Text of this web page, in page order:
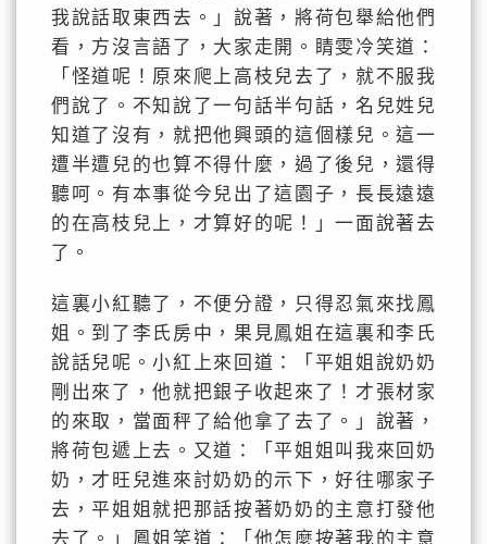
我說話取東西去。」說著，將荷包舉給他們
看，方沒言語了，大家走開。睛雯冷笑道：
「怪道呢！原來爬上高枝兒去了，就不服我
們說了。不知說了一句話半句話，名兒姓兒
知道了沒有，就把他興頭的這個樣兒。這一
遭半遭兒的也算不得什麼，過了後兒，還得
聽呵。有本事從今兒出了這園子，長長遠遠
的在高枝兒上，才算好的呢！」一面說著去
了。
這裏小紅聽了，不便分證，只得忍氣來找鳳
姐。到了李氏房中，果見鳳姐在這裏和李氏
說話兒呢。小紅上來回道：「平姐姐說奶奶
剛出來了，他就把銀子收起來了！才張材家
的來取，當面秤了給他拿了去了。」說著，
將荷包遞上去。又道：「平姐姐叫我來回奶
奶，才旺兒進來討奶奶的示下，好往哪家子
去，平姐姐就把那話按著奶奶的主意打發他
去了。」鳳姐笑道：「他怎麼按著我的主意